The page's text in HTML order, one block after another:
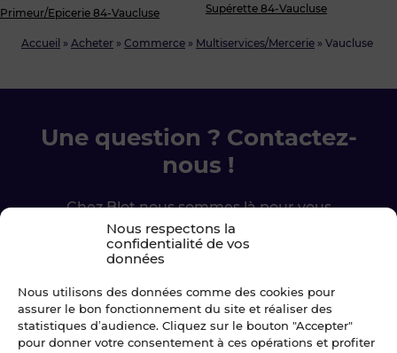
Nous respectons la
confidentialité de vos
données
Nous utilisons des données comme des cookies pour
assurer le bon fonctionnement du site et réaliser des
statistiques d’audience. Cliquez sur le bouton "Accepter"
pour donner votre consentement à ces opérations et profiter
Accueil » Acheter » Commerce » Multiservices/Mercerie » Vaucluse
Primeur/Epicerie 84-Vaucluse
Supérette 84-Vaucluse
Une question ? Contactez-
nous !
Chez Blot nous sommes là pour vous
accompagner à chaque étape.
02 99 79 33 34